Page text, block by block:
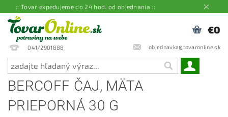
:: Tovar expedujeme do 24 hod. od objednania ::
041/2901888 objednavka@tovaronline.sk
€0
BERCOFF ČAJ, MÄTA
PRIEPORNÁ 30 G